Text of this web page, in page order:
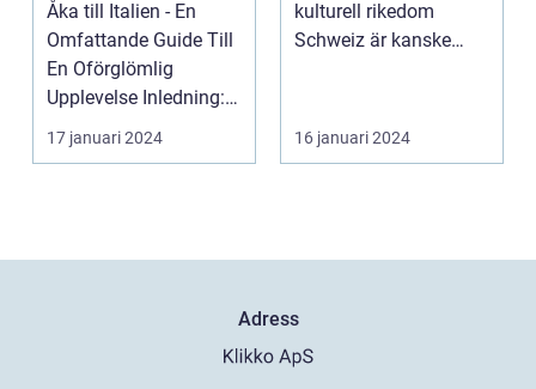
Åka till Italien - En
Omfattande Guide Till
En Oförglömlig
Upplevelse Inledning:
Italien, ett land...
17 januari 2024
kulturell rikedom
Schweiz är kanske
16 januari 2024
Adress